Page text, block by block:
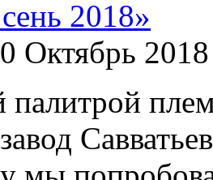
Октябрь 2018